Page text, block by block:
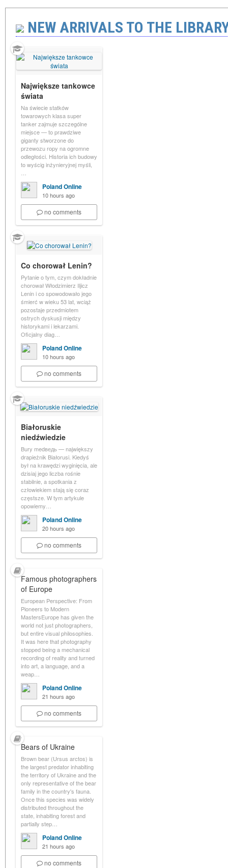
NEW ARRIVALS TO THE
Największe tankowce
świata
Na świecie statków
towarowych klasa super
tanker zajmuje szczególne
miejsce — to prawdziwe
giganty stworzone do
przewozu ropy na ogromne
odległości. Historia ich budowy
to wyścig inżynieryjnej myśli,
Poland Online
10 hours ago
no comments
Co chorował Lenin?
Pytanie o tym, czym dokładnie
chorował Włodzimierz Iljicz
Lenin i co spowodowało jego
śmierć w wieku 53 lat, wciąż
pozostaje przedmiotem
ostrych dyskusji między
historykami i lekarzami.
Oficjalny diag…
Poland Online
10 hours ago
no comments
Białoruskie
niedźwiedzie
Bury medведь — największy
drapieżnik Białorusi. Kiedyś
był na krawędzi wyginięcia, ale
dzisiaj jego liczba rośnie
stabilnie, a spotkania z
człowiekiem stają się coraz
częstsze. W tym artykule
opowiemy…
Poland Online
20 hours ago
no comments
Famous photographers
of Europe
European Perspective: From
Pioneers to Modern
MastersEurope has given the
world not just photographers,
but entire visual philosophies.
It was here that photography
stopped being a mechanical
recording of reality and turned
into art, a language, and a
weap…
Poland Online
21 hours ago
no comments
Bears of Ukraine
Brown bear (Ursus arctos) is
the largest predator inhabiting
the territory of Ukraine and the
only representative of the bear
family in the country's fauna.
Once this species was widely
distributed throughout the
state, inhabiting forest and
partially step…
Poland Online
21 hours ago
no comments